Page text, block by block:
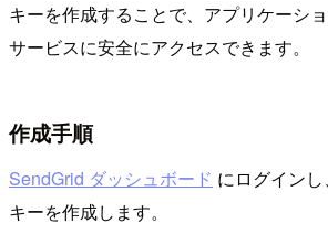
キーを作成することで、アプリケーシ
サービスに安全にアクセスできます。
作成手順
SendGrid ダッシュボード にログイン
キーを作成します。